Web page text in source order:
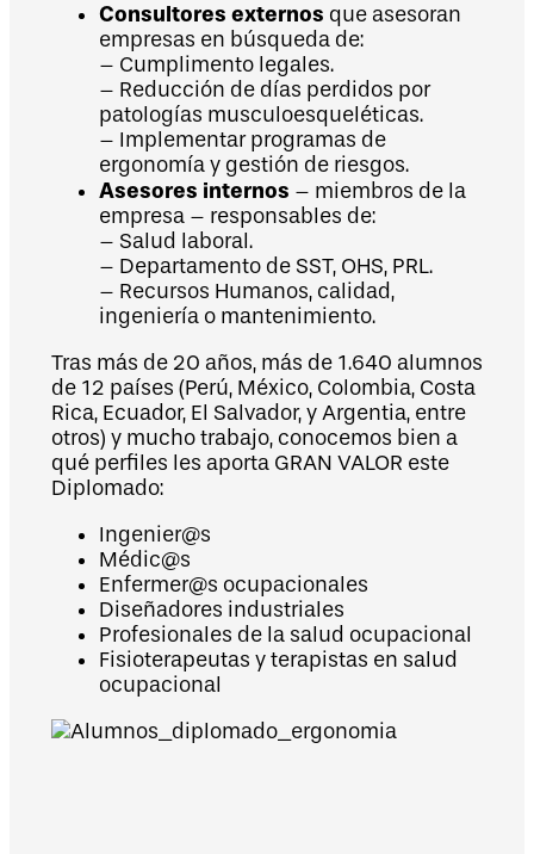
Consultores externos que asesoran
empresas en búsqueda de:
– Cumplimento legales.
– Reducción de días perdidos por
patologías musculoesqueléticas.
– Implementar programas de
ergonomía y gestión de riesgos.
Asesores internos – miembros de la
empresa – responsables de:
– Salud laboral.
– Departamento de SST, OHS, PRL.
– Recursos Humanos, calidad,
ingeniería o mantenimiento.
Tras más de 20 años, más de 1.640 alumnos
de 12 países (Perú, México, Colombia, Costa
Rica, Ecuador, El Salvador, y Argentia, entre
otros) y mucho trabajo, conocemos bien a
qué perfiles les aporta GRAN VALOR este
Diplomado:
Ingenier@s
Médic@s
Enfermer@s ocupacionales
Diseñadores industriales
Profesionales de la salud ocupacional
Fisioterapeutas y terapistas en salud
ocupacional